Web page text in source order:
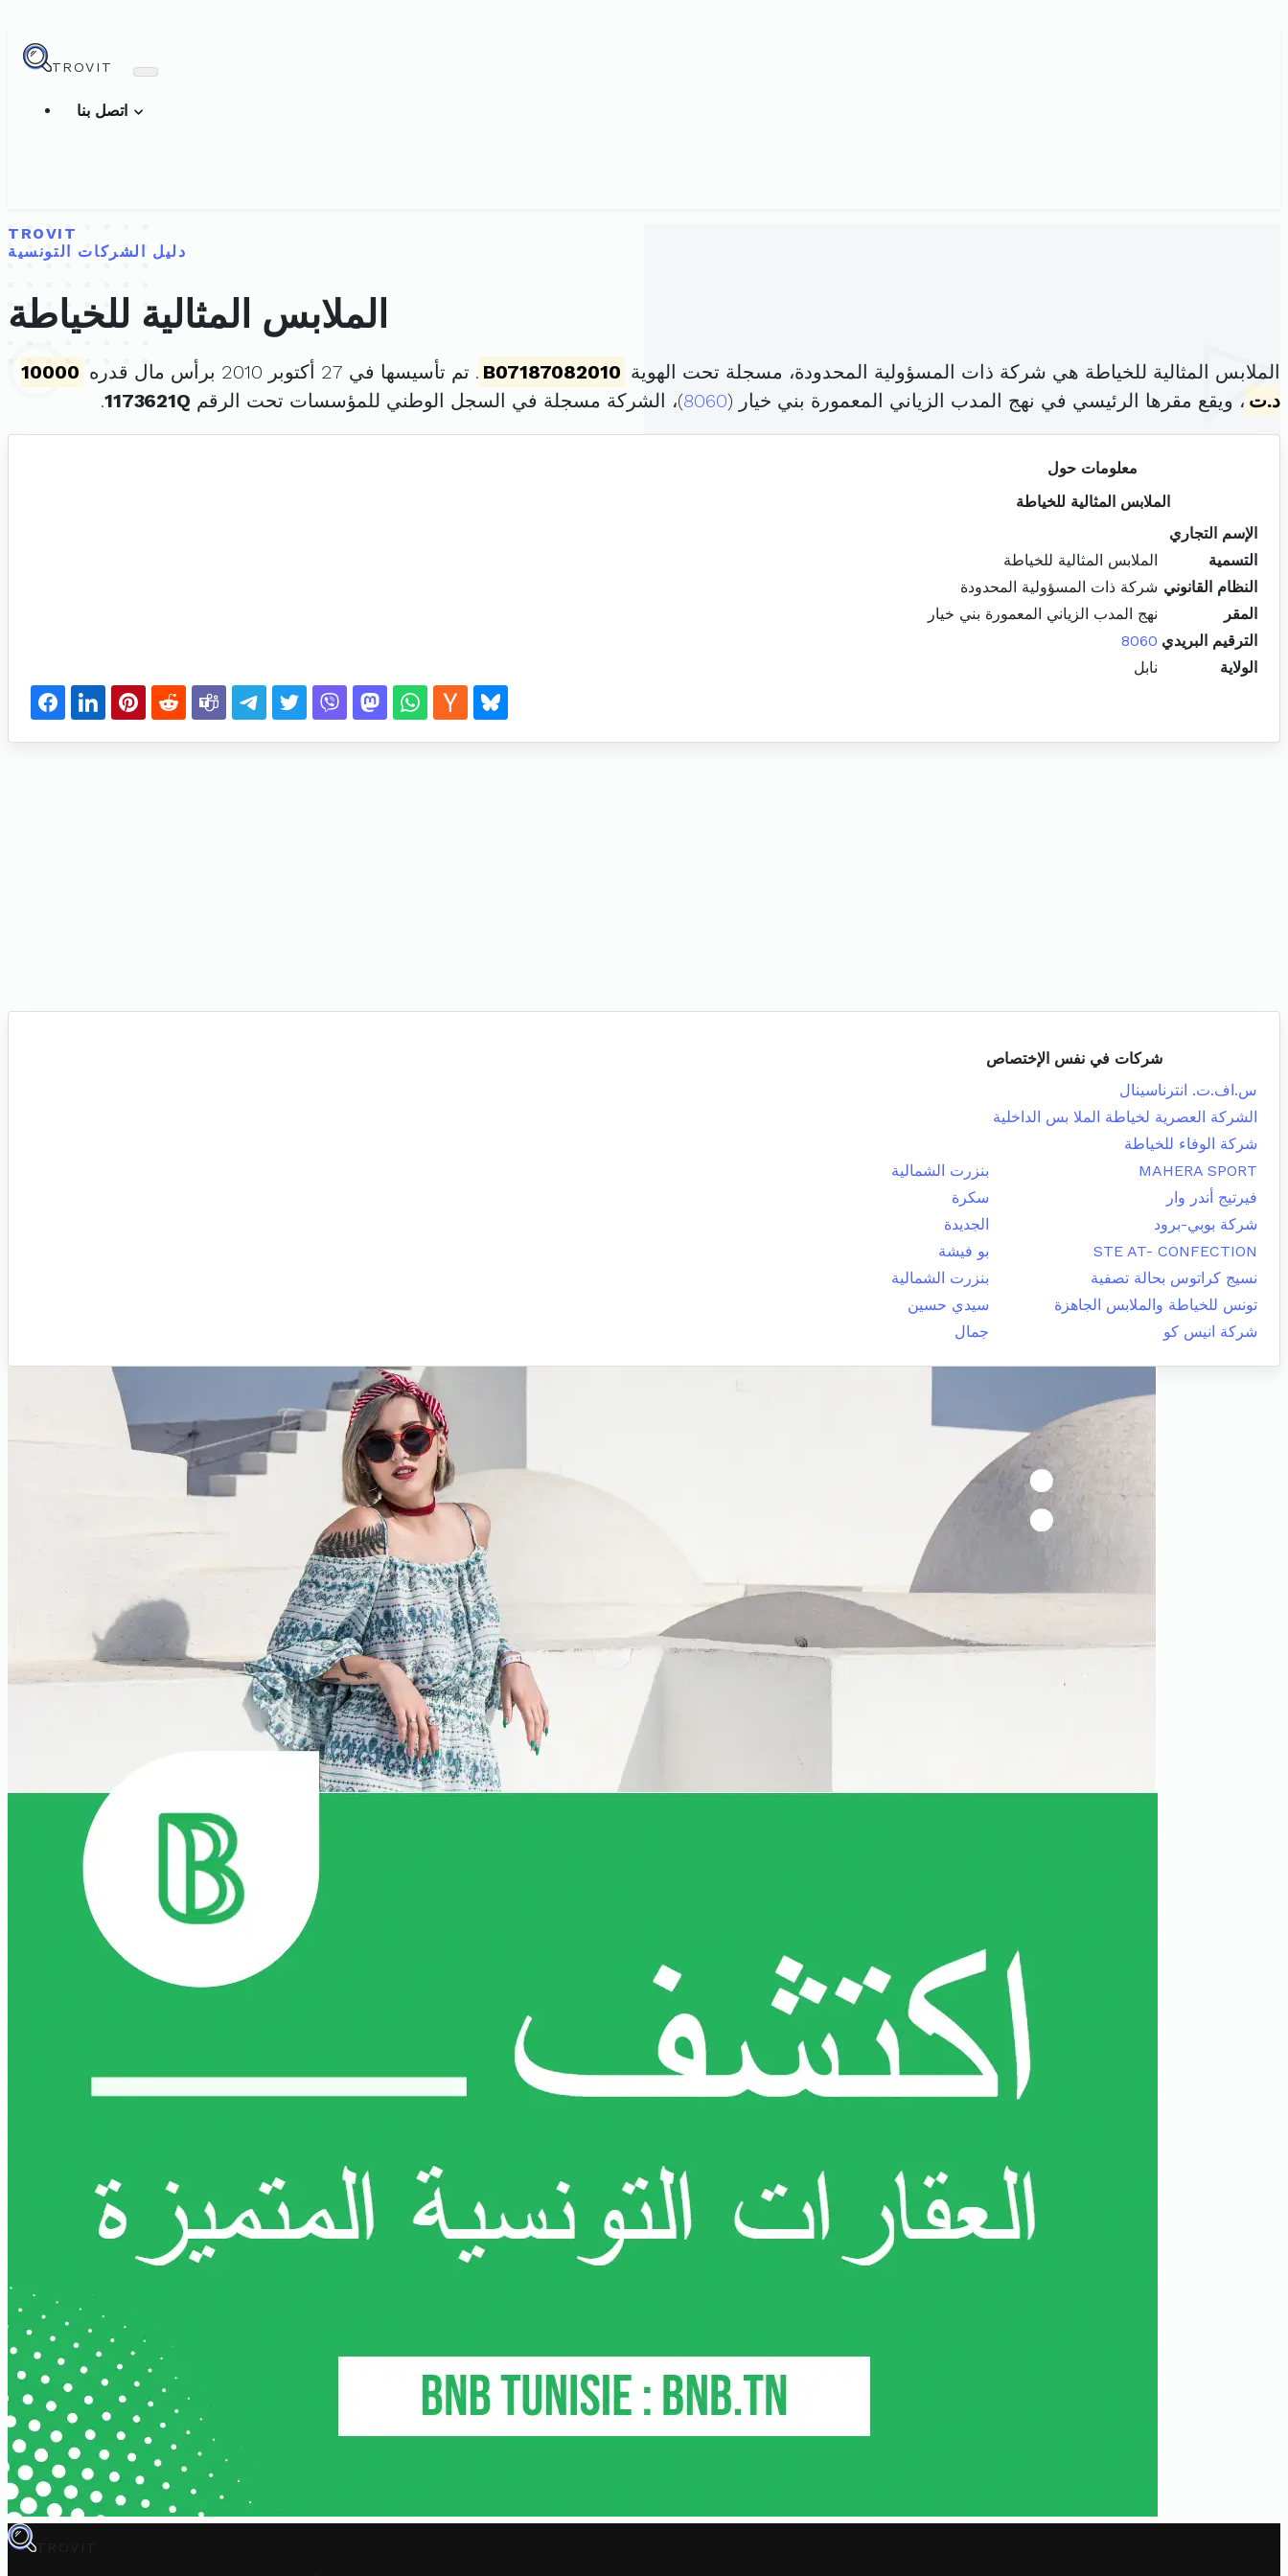
TROVIT
TROVIT
دليل الشركات التونسية
الملابس المثالية للخياطة
الملابس المثالية للخياطة هي شركة ذات المسؤولية المحدودة، مسجلة تحت الهوية B07187082010 . تم تأسيسها في 27 أكتوبر 2010 برأس مال قدره
10000
د.ت ، ويقع مقرها الرئيسي في نهج المدب الزياني المعمورة بني خيار (8060)، الشركة مسجلة في السجل الوطني للمؤسسات تحت الرقم 1173621Q
.
معلومات حول
الملابس المثالية للخياطة
الإسم التجاري
التسمية
الملابس المثالية للخياطة
النظام القانوني شركة ذات المسؤولية المحدودة
المقر
نهج المدب الزياني المعمورة بني خيار
الترقيم البريدي 8060
الولاية
نابل
شركات في نفس الإختصاص
س.اف.ت. انترناسينال
الشركة العصرية لخياطة الملا بس الداخلية
شركة الوفاء للخياطة
MAHERA SPORT
بنزرت الشمالية
فيرتيج أندر وار
سكرة
شركة بوبي-برود
الجديدة
STE AT- CONFECTION
بو فيشة
نسيج كراتوس بحالة تصفية
بنزرت الشمالية
تونس للخياطة والملابس الجاهزة
سيدي حسين
شركة انيس كو
جمال
TROVIT